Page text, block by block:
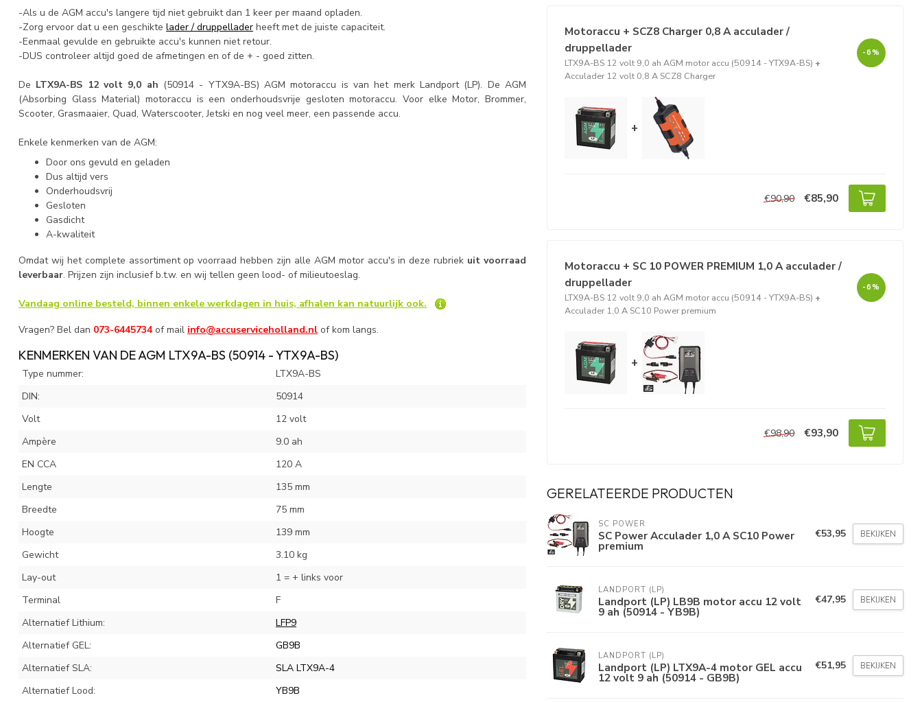
-Als u de AGM accu's langere tijd niet gebruikt dan 1 keer per maand opladen.
-Zorg ervoor dat u een geschikte lader / druppellader heeft met de juiste capaciteit.
-Eenmaal gevulde en gebruikte accu's kunnen niet retour.
-DUS controleer altijd goed de afmetingen en of de + - goed zitten.
De LTX9A-BS 12 volt 9,0 ah (50914 - YTX9A-BS) AGM motoraccu is van het merk Landport (LP). De AGM
(Absorbing Glass Material) motoraccu is een onderhoudsvrije gesloten motoraccu. Voor elke Motor, Brommer,
Scooter, Grasmaaier, Quad, Waterscooter, Jetski en nog veel meer, een passende accu.
Enkele kenmerken van de AGM:
Door ons gevuld en geladen
Dus altijd vers
Onderhoudsvrij
Gesloten
Gasdicht
A-kwaliteit
Omdat wij het complete assortiment op voorraad hebben zijn alle AGM motor accu's in deze rubriek uit voorraad
leverbaar. Prijzen zijn inclusief b.t.w. en wij tellen geen lood- of milieutoeslag.
Vandaag online besteld, binnen enkele werkdagen in huis, afhalen kan natuurlijk ook.
Vragen? Bel dan 073-6445734 of mail info@accuserviceholland.nl of kom langs.
KENMERKEN VAN DE AGM LTX9A-BS (50914 - YTX9A-BS)
Type nummer:
LTX9A-BS
DIN:
50914
Volt
12 volt
Ampère
9.0 ah
EN CCA
120 A
Lengte
135 mm
Breedte
75 mm
Hoogte
139 mm
Gewicht
3.10 kg
Lay-out
1 = + links voor
Terminal
F
Alternatief Lithium:
LFP9
Alternatief GEL:
GB9B
Alternatief SLA:
SLA LTX9A-4
Alternatief Lood:
YB9B
Motoraccu + SCZ8 Charger 0,8 A acculader /
druppellader
LTX9A-BS 12 volt 9,0 ah AGM motor accu (50914 - YTX9A-BS) +
Acculader 12 volt 0,8 A SCZ8 Charger
-6%
+
€90,90 €85,90
Motoraccu + SC 10 POWER PREMIUM 1,0 A acculader /
druppellader
LTX9A-BS 12 volt 9,0 ah AGM motor accu (50914 - YTX9A-BS) +
Acculader 1,0 A SC10 Power premium
-6%
+
€98,90 €93,90
GERELATEERDE PRODUCTEN
SC POWER
SC Power Acculader 1,0 A SC10 Power
premium
€53,95 BEKIJKEN
LANDPORT (LP)
Landport (LP) LB9B motor accu 12 volt
9 ah (50914 - YB9B)
€47,95 BEKIJKEN
LANDPORT (LP)
Landport (LP) LTX9A-4 motor GEL accu
12 volt 9 ah (50914 - GB9B)
€51,95 BEKIJKEN